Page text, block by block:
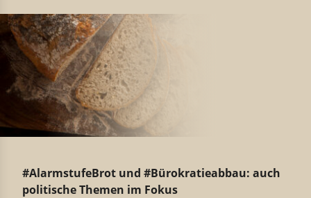
#AlarmstufeBrot und #Bürokratieabbau: auch
politische Themen im Fokus